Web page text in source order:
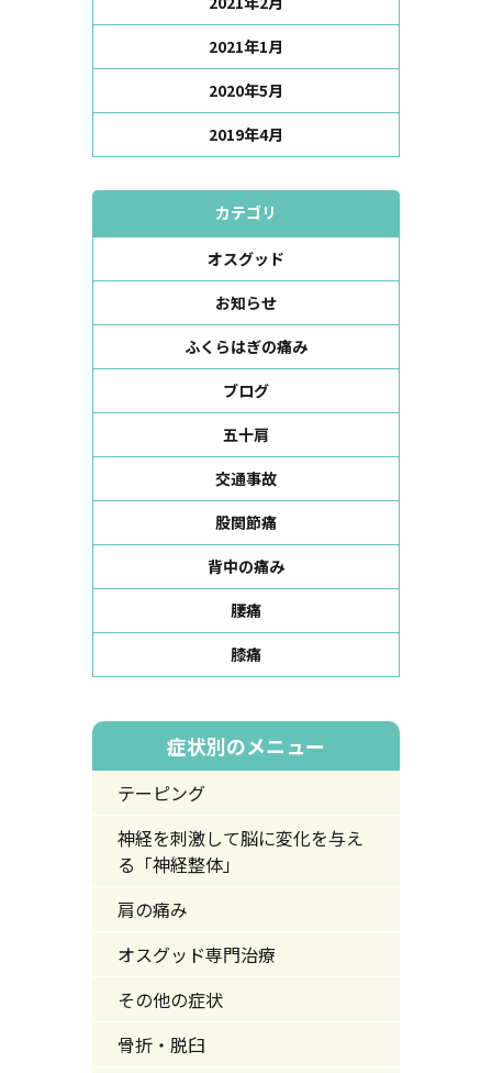
2021年1月
2020年5月
2019年4月
カテゴリ
オスグッド
お知らせ
ふくらはぎの痛み
ブログ
五十肩
交通事故
股関節痛
背中の痛み
腰痛
膝痛
症状別のメニュー
テーピング
神経を刺激して脳に変化を与え
る「神経整体」
肩の痛み
オスグッド専門治療
その他の症状
骨折・脱臼